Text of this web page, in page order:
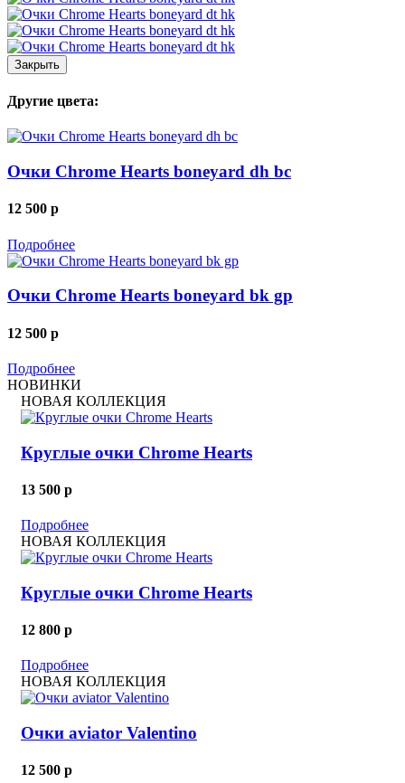
Закрыть
Другие цвета:
Очки Chrome Hearts boneyard dh bc
12 500 p
Подробнее
Очки Chrome Hearts boneyard bk gp
12 500 p
Подробнее
НОВИНКИ
НОВАЯ КОЛЛЕКЦИЯ
Круглые очки Chrome Hearts
13 500 p
Подробнее
НОВАЯ КОЛЛЕКЦИЯ
Круглые очки Chrome Hearts
12 800 p
Подробнее
НОВАЯ КОЛЛЕКЦИЯ
Очки aviator Valentino
12 500 p